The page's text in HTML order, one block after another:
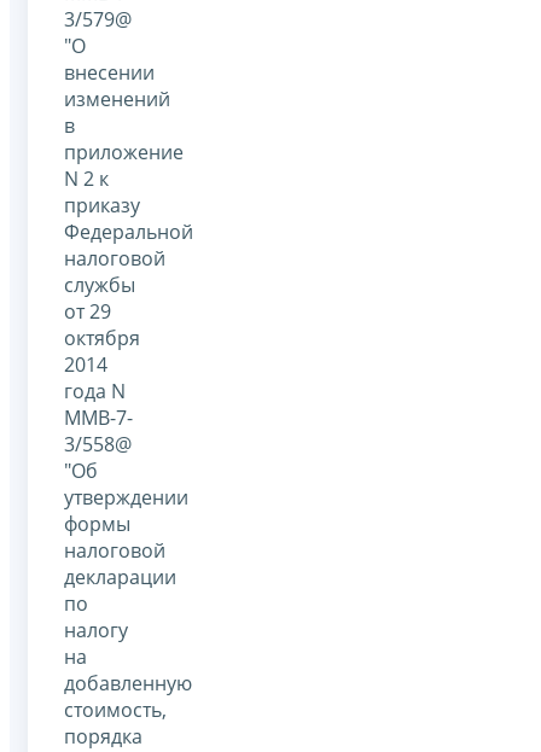
3/579@
"О
внесении
изменений
в
приложение
N 2 к
приказу
Федеральной
налоговой
службы
от 29
октября
2014
года N
ММВ-7-
3/558@
"Об
утверждении
формы
налоговой
декларации
по
налогу
на
добавленную
стоимость,
порядка